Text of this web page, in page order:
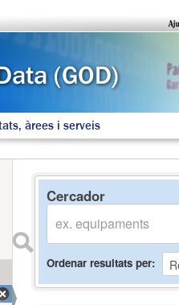
àrees i serveis
Cercador
Ordenar resultats per